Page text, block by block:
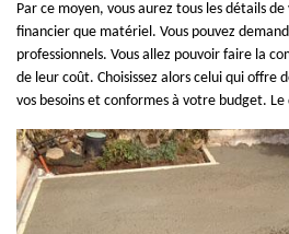
Par ce moyen, vous aurez tous les détails
financier que matériel. Vous pouvez
professionnels. Vous allez pouvoir faire la
de leur coût. Choisissez alors celui qui offre
vos besoins et conformes à votre budget.